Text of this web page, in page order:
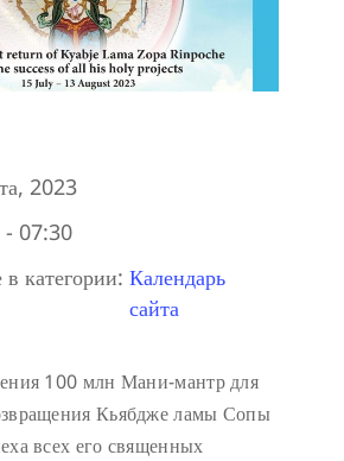
2023
- 07:30
категории: Календарь
сайта
100 млн Мани-мантр для
Кьябдже ламы Сопы
всех его священных